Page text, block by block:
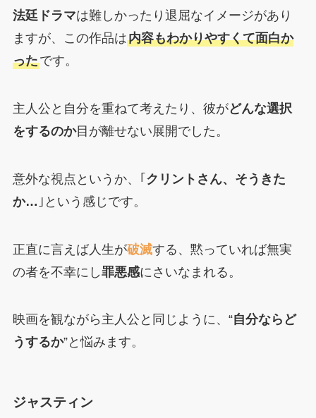
法廷ドラマは難しかったり退屈なイメージがあり
ますが、この作品は内容もわかりやすくて面白か
ったです。
主人公と自分を重ねて考えたり、彼がどんな選択
をするのか目が離せない展開でした。
意外な視点というか、｢ クリントさん、そうきた
か… ｣という感じです。
正直に言えば人生が破滅する、黙っていれば無実
の者を不幸にし罪悪感にさいなまれる。
映画を観ながら主人公と同じように、“自分ならど
うするか”と悩みます。
ジャスティン